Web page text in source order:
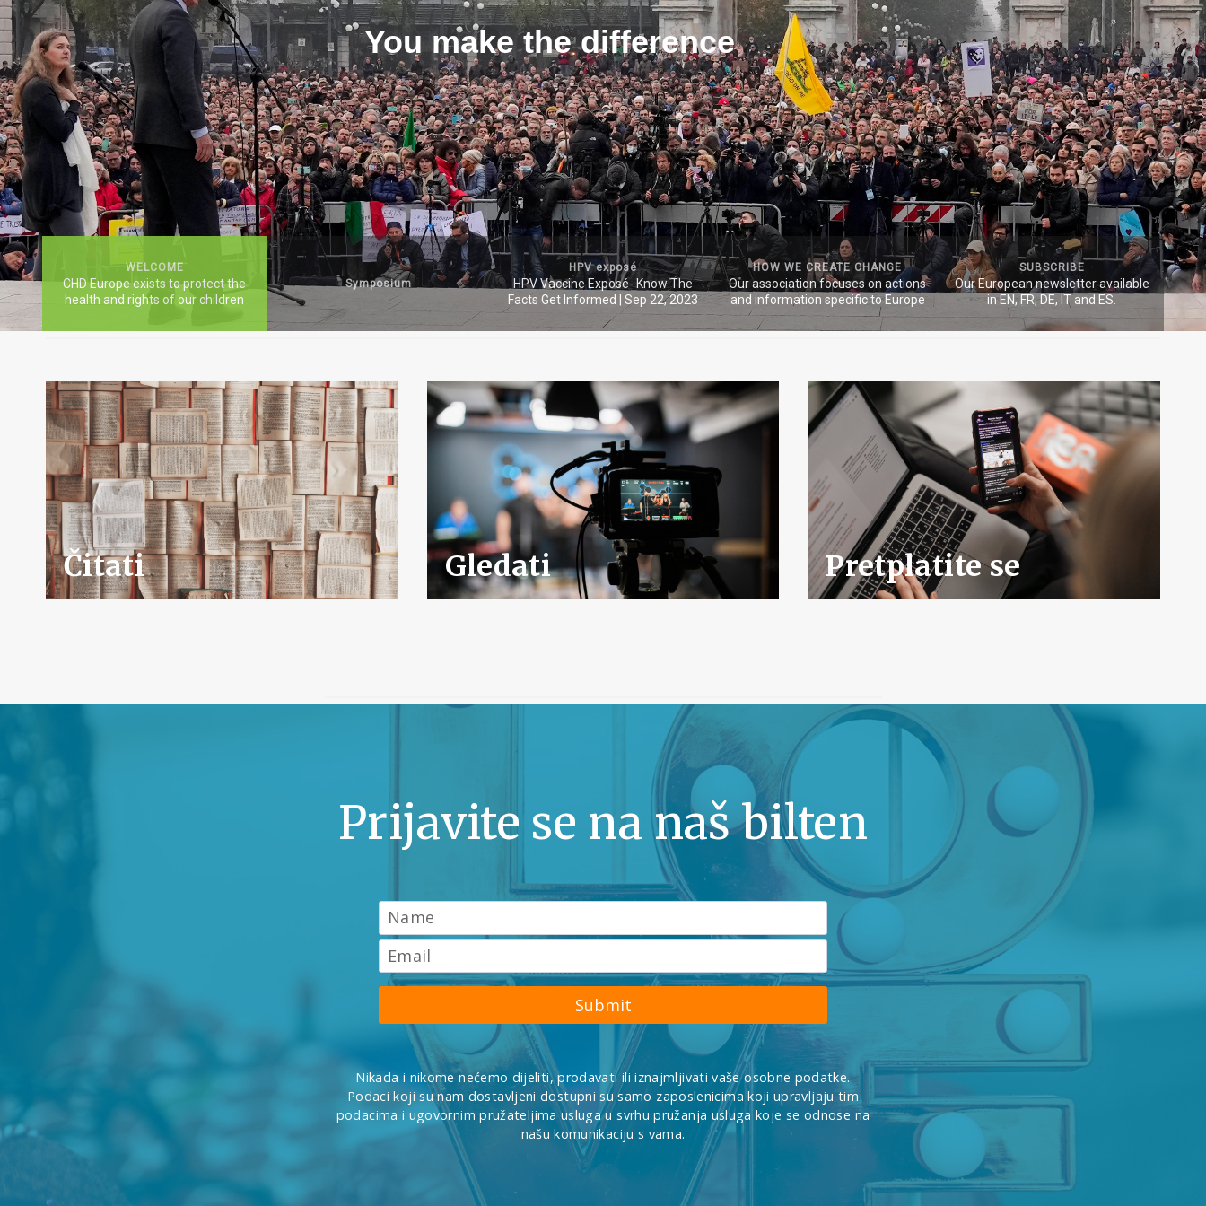
You make the difference
WELCOME
CHD Europe exists to protect the
health and rights of our children
Symposium
HPV exposé
HPV Vaccine Exposé- Know The
Facts Get Informed | Sep 22, 2023
HOW WE CREATE CHANGE
Our association focuses on actions
and information specific to Europe
SUBSCRIBE
Our European newsletter available
in EN, FR, DE, IT and ES.
Čitati Gledati Pretplatite se
Prijavite se na naš bilten
Submit
Nikada i nikome nećemo dijeliti, prodavati ili iznajmljivati vaše osobne podatke.
Podaci koji su nam dostavljeni dostupni su samo zaposlenicima koji upravljaju tim
podacima i ugovornim pružateljima usluga u svrhu pružanja usluga koje se odnose na
našu komunikaciju s vama.